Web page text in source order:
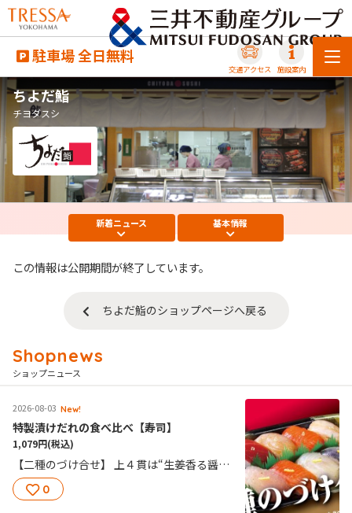
駐車場 全日無料
交通アクセス 施設案内
ちよだ鮨
チヨダスシ
新着ニュース 基本情報
この情報は公開期間が終了しています。
ちよだ鮨のショップページへ戻る
ショップニュース
2026-08-03 New!
特製漬けだれの食べ比べ【寿司】
1,079円(税込)
【二種のづけ合せ】 上４貫は“生姜香る醤油風味”、 下４貫は“柚子胡椒風味”の 2種類の特製づけだれを使用しています。 醤油はつけずに、味の違いをお楽しみください。
0